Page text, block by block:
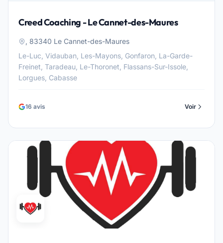
Creed Coaching - Le Cannet-des-Maures
, 83340 Le Cannet-des-Maures
Le-Luc, Vidauban, Les-Mayons, Gonfaron, La-Garde-
Freinet, Taradeau, Le-Thoronet, Flassans-Sur-Issole,
Lorgues, Cabasse
16 avis Voir